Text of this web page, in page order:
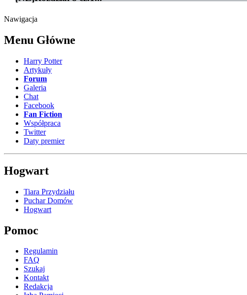
Nawigacja
Menu Główne
Harry Potter
Artykuły
Forum
Galeria
Chat
Facebook
Fan Fiction
Współpraca
Twitter
Daty premier
Hogwart
Tiara Przydziału
Puchar Domów
Hogwart
Pomoc
Regulamin
FAQ
Szukaj
Kontakt
Redakcja